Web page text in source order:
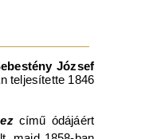
József
teljesítette 1846
című ódájáért